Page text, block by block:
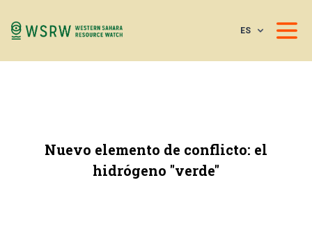
ES
Nuevo elemento de conflicto: el
hidrógeno "verde"